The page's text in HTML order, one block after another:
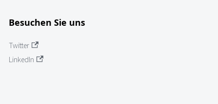
Besuchen Sie uns
Twitter
LinkedIn